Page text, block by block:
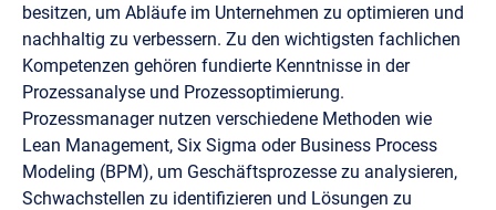
besitzen, um Abläufe im Unternehmen zu optimieren und
nachhaltig zu verbessern. Zu den wichtigsten fachlichen
Kompetenzen gehören fundierte Kenntnisse in der
Prozessanalyse und Prozessoptimierung.
Prozessmanager nutzen verschiedene Methoden wie
Lean Management, Six Sigma oder Business Process
Modeling (BPM), um Geschäftsprozesse zu analysieren,
Schwachstellen zu identifizieren und Lösungen zu